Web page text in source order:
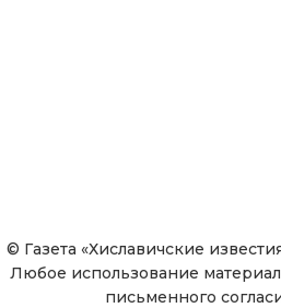
© Газета «Хиславичские
Любое использование
письменного